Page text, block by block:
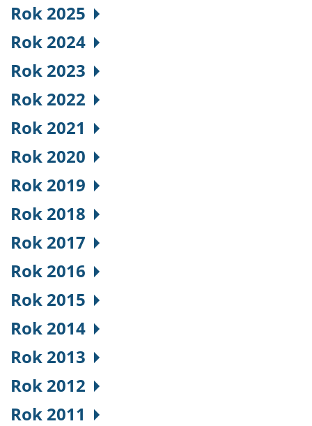
Rok 2025
Rok 2024
Rok 2023
Rok 2022
Rok 2021
Rok 2020
Rok 2019
Rok 2018
Rok 2017
Rok 2016
Rok 2015
Rok 2014
Rok 2013
Rok 2012
Rok 2011